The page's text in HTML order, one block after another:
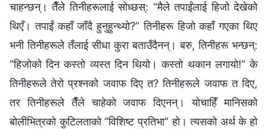
चाहन्छन्। तैँले तिनीहरूलाई सोध्छस्: “मैले तपाईंलाई हिजो देखेको
थिएँ। तपाईं कहाँ जाँदै हुनुहुन्थ्यो?” तिनीहरू हिजो कहाँ गएका थिए
भनी तिनीहरूले तँलाई सीधा कुरा बताउँदैनन्। बरु, तिनीहरू भन्छन्:
“हिजोको दिन कस्तो व्यस्त दिन थियो। कस्तो थकान लगायो!” के
तिनीहरूले तेरो प्रश्‍नको जवाफ दिए त? तिनीहरूले जवाफ त दिए,
तर तिनीहरूले तैँले चाहेको जवाफ दिएनन्। योचाहिँ मानिसको
बोलीभित्रको कुटिलताको “विशिष्ट प्रतिभा” हो। त्यसको अर्थ के हो